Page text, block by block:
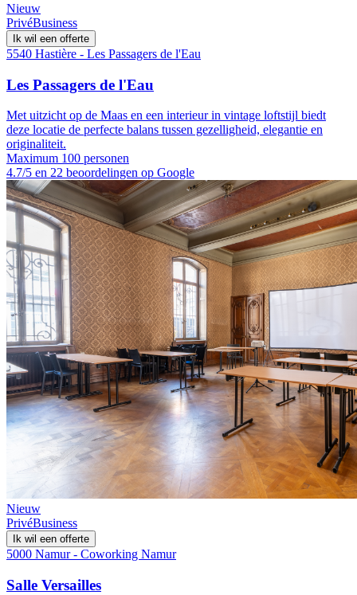
Nieuw
PrivéBusiness
Ik wil een offerte
5540 Hastière - Les Passagers de l'Eau
Les Passagers de l'Eau
Met uitzicht op de Maas en een interieur in vintage loftstijl biedt
deze locatie de perfecte balans tussen gezelligheid, elegantie en
originaliteit.
Maximum 100 personen
4.7/5 en 22 beoordelingen op Google
Nieuw
PrivéBusiness
Ik wil een offerte
5000 Namur - Coworking Namur
Salle Versailles